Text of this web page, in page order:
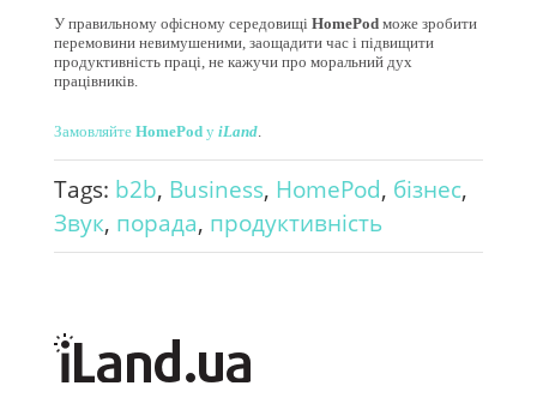
У правильному офісному середовищі HomePodможе зробити
перемовини невимушеними, заощадити час і підвищити
продуктивність праці, не кажучи про моральний дух
працівників.
Замовляйте HomePodу iLand.
Tags: b2b, Business, HomePod, бізнес,
Звук, порада, продуктивність